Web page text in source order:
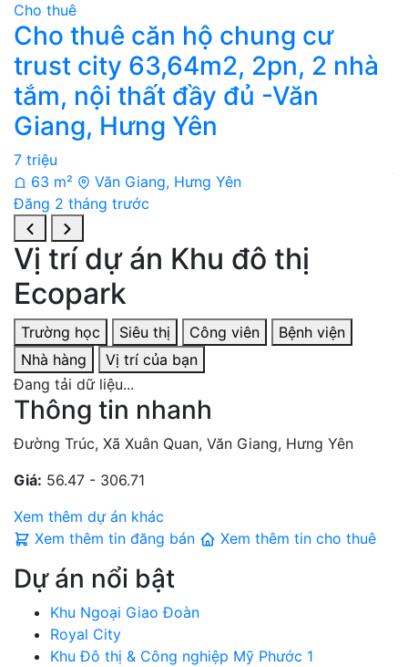
Cho thuê
Cho thuê căn hộ chung cư
trust city 63,64m2, 2pn, 2 nhà
tắm, nội thất đầy đủ -Văn
Giang, Hưng Yên
7 triệu
63 m²
Văn Giang, Hưng Yên
Đăng 2 tháng trước
Vị trí dự án Khu đô thị
Ecopark
Trường học Siêu thị Công viên
Bệnh viện
Nhà hàng
Vị trí của bạn
Đang tải dữ liệu...
Thông tin nhanh
Đường Trúc, Xã Xuân Quan, Văn Giang, Hưng Yên
Giá: 56.47 - 306.71
Xem thêm dự án khác
Xem thêm tin đăng bán
Xem thêm tin cho thuê
Dự án nổi bật
Khu Ngoại Giao Đoàn
Royal City
Khu Đô thị & Công nghiệp Mỹ Phước 1